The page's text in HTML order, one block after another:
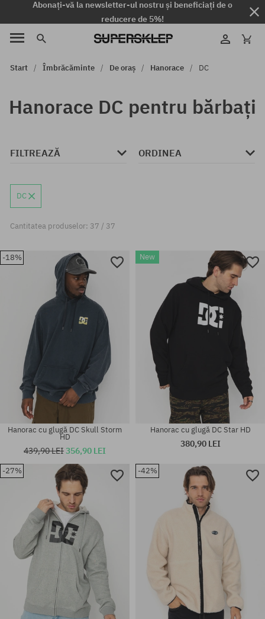
Abonați-vă la newsletter-ul nostru și beneficiați de o
reducere de 5%!
Start Îmbrăcăminte De oraș Hanorace DC
Hanorace DC pentru bărbați
FILTREAZĂ ORDINEA
DC
Cantitatea produselor: 37 / 37
-18%
Hanorac cu glugă DC Skull Storm
HD
439,90 LEI356,90 LEI
New
Hanorac cu glugă DC Star HD
380,90 LEI
-27% -42%